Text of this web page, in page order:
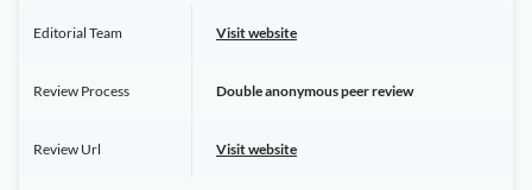
Editorial Team Visit website
Review Process Double anonymous peer review
Review Url Visit website